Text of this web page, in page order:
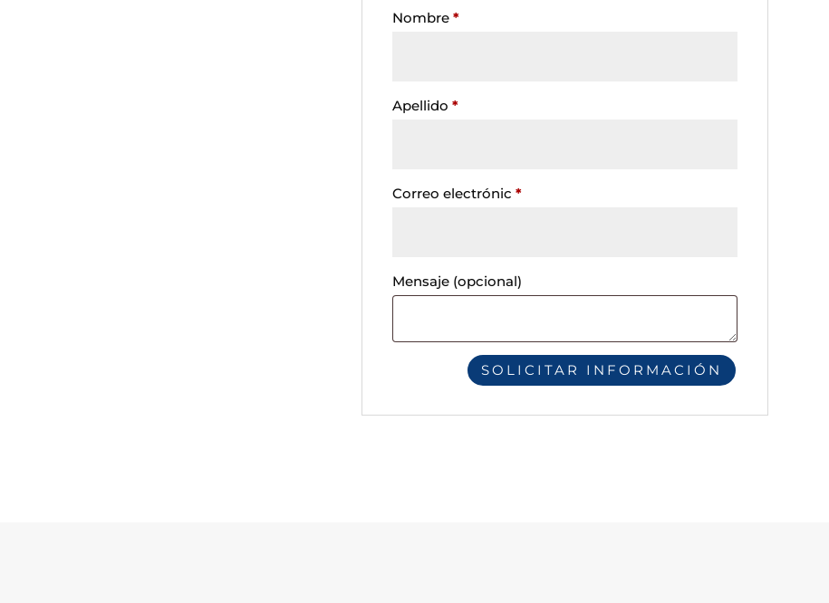
Nombre *
Apellido *
Correo electrónic *
Mensaje (opcional)